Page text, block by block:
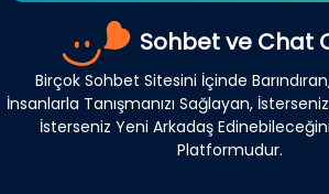
Sohbet ve Chat
Birçok Sohbet Sitesini İçinde
İnsanlarla Tanışmanızı Sağlayan,
İsterseniz Yeni Arkadaş
Platformudur.